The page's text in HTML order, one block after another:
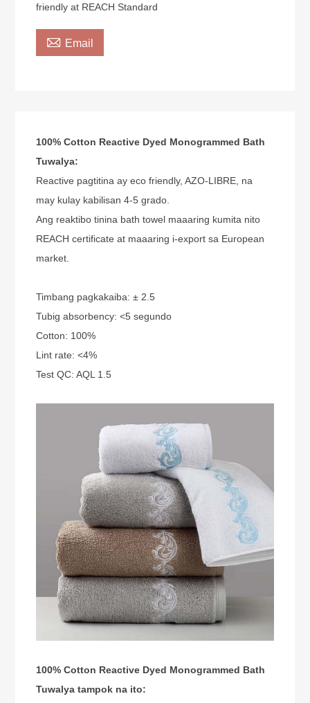
friendly at REACH Standard
 Email
100% Cotton Reactive Dyed Monogrammed Bath
Tuwalya:
Reactive pagtitina ay eco friendly, AZO-LIBRE, na
may kulay kabilisan 4-5 grado.
Ang reaktibo tinina bath towel maaaring kumita nito
REACH certificate at maaaring i-export sa European
market.
Timbang pagkakaiba: ± 2.5
Tubig absorbency: <5 segundo
Cotton: 100%
Lint rate: <4%
Test QC: AQL 1.5
100% Cotton Reactive Dyed Monogrammed Bath
Tuwalya tampok na ito: